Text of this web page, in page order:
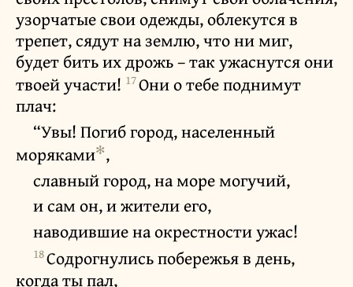
узорчатые свои одежды, облекутся в
трепет, сядут на землю, что ни миг,
будет бить их дрожь – так ужаснутся они
твоей участи! 17Они о тебе поднимут
плач:
“Увы! Погиб город, населенный
моряками✻,
славный город, на море могучий,
и сам он, и жители его,
наводившие на окрестности ужас!
18Содрогнулись побережья в день,
когда ты пал,